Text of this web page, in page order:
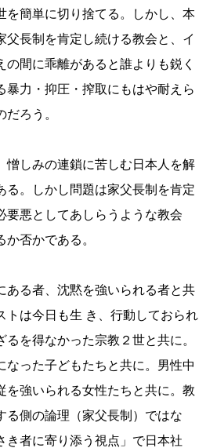
を簡単に切り捨てる。しかし、本
父長制を肯定し続ける教会と、イ
の間に乖離があると誰よりも鋭く
暴力・抑圧・搾取にもはや耐えら
ろう。
憎しみの連鎖に苦しむ日本人を解
る。しかし問題は家父長制を肯定
要悪としてあしらうような教会
否かである。
ある者、沈黙を強いられる者と共
トは今日も生 き、行動しておられ
るを得なかった宗教２世と共に。
なった子どもたちと共に。男性中
を強いられる女性たちと共に。教
る側の論理（家父長制）ではな
き者に寄り添う視点」で日本社